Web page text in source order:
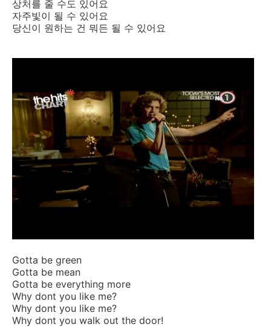
상처를 줄 수도 있어요
자주빛이 될 수 있어요
당신이 원하는 건 뭐든 될 수 있어요
Gotta be green
Gotta be mean
Gotta be everything more
Why dont you like me?
Why dont you like me?
Why dont you walk out the door!